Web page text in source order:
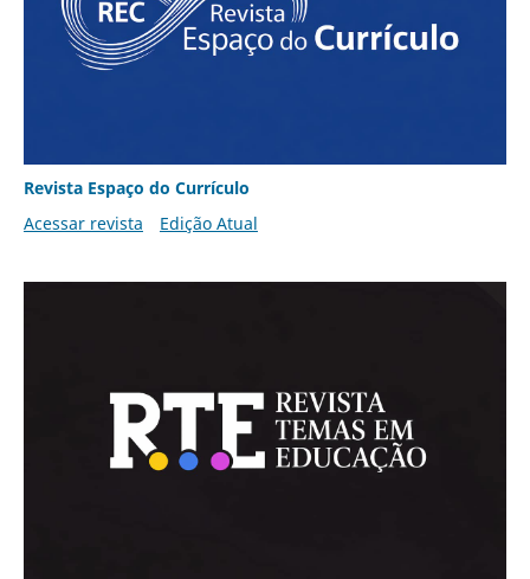
Revista Espaço do Currículo
Acessar revista
Edição Atual